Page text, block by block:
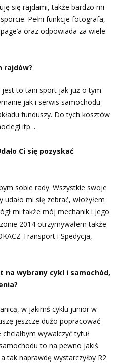
się rajdami, także bardzo mi
Pełni funkcje fotografa,
oraz odpowiada za wiele
rajdów?
jest to tani sport jak już o tym
jak i serwis samochodu
funduszy. Do tych kosztów
itp. .
Ci się pozyskać
sobie rady. Wszystkie swoje
mi się zebrać, włożyłem
mi także mój mechanik i jego
2014 otrzymywałem także
Transport i Spedycja,
na wybrany cykl i samochód,
w jakimś cyklu junior w
jeszcze dużo popracować
wywalczyć tytuł
to na pewno jakiś
tak naprawdę wystarczyłby R2